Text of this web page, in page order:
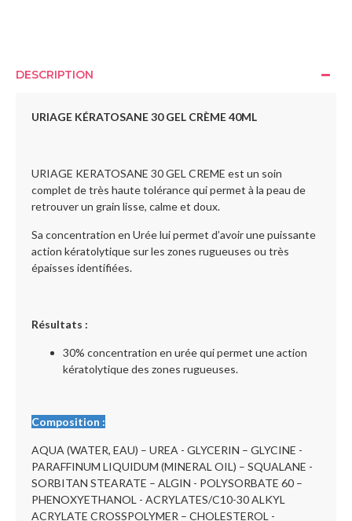
DESCRIPTION
URIAGE KÉRATOSANE 30 GEL CRÈME 40ML
URIAGE KERATOSANE 30 GEL CREME est un soin
complet de très haute tolérance qui permet à la peau de
retrouver un grain lisse, calme et doux.
Sa concentration en Urée lui permet d’avoir une puissante
action kératolytique sur les zones rugueuses ou très
épaisses identifiées.
Résultats :
30% concentration en urée qui permet une action
kératolytique des zones rugueuses.
Composition :
AQUA (WATER, EAU) – UREA - GLYCERIN – GLYCINE -
PARAFFINUM LIQUIDUM (MINERAL OIL) – SQUALANE -
SORBITAN STEARATE – ALGIN - POLYSORBATE 60 –
PHENOXYETHANOL - ACRYLATES/C10-30 ALKYL
ACRYLATE CROSSPOLYMER – CHOLESTEROL -